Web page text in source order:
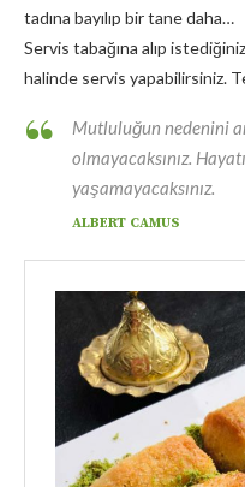
tadına bayılıp bir tane daha…
Servis tabağına alıp
halinde servis yapabilirsiniz.
Mutluluğun nedenini
olmayacaksınız.
yaşamayacaksınız.
ALBERT CAMUS